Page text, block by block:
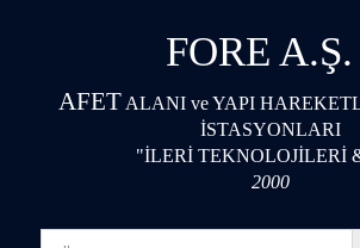
FORE A.Ş.
AFETALANI ve YAPI
İSTASYONLARI
"İLERİ TEKNOLOJİLERİ
2000